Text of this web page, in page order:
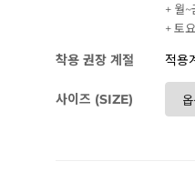
+ 월
+ 토
착용 권장 계절 적용
사이즈 (SIZE)